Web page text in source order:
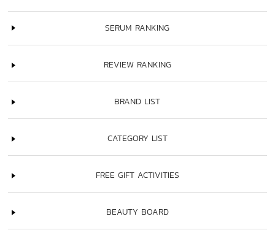
SERUM RANKING
REVIEW RANKING
BRAND LIST
CATEGORY LIST
FREE GIFT ACTIVITIES
BEAUTY BOARD